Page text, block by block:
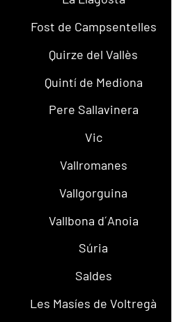
Fost de Campsentelles
Quirze del Vallès
Quintí de Mediona
Pere Sallavinera
Vic
Vallromanes
Vallgorguina
Vallbona d´Anoia
Súria
Saldes
Les Masíes de Voltregà